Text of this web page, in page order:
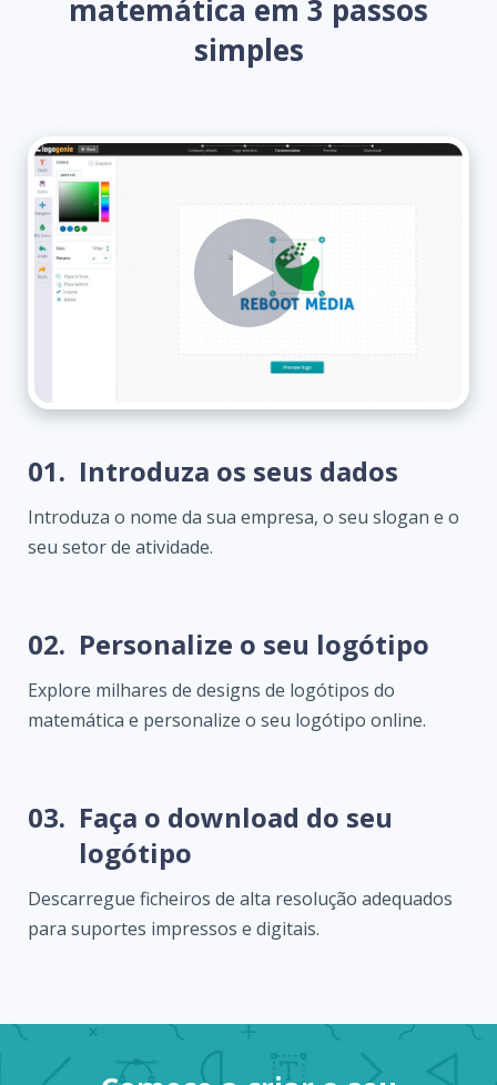
matemática em 3 passos
simples
01. Introduza os seus dados
Introduza o nome da sua empresa, o seu slogan e o
seu setor de atividade.
02. Personalize o seu logótipo
Explore milhares de designs de logótipos do
matemática e personalize o seu logótipo online.
03. Faça o download do seu
logótipo
Descarregue ficheiros de alta resolução adequados
para suportes impressos e digitais.